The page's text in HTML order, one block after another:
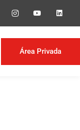
Área Privada